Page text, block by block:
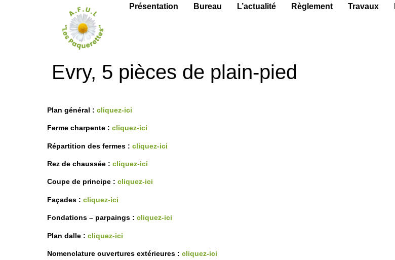
Présentation Bureau L’actualité Règlement Travaux
Evry, 5 pièces de plain-pied
Plan général : cliquez-ici
Ferme charpente : cliquez-ici
Répartition des fermes : cliquez-ici
Rez de chaussée : cliquez-ici
Coupe de principe : cliquez-ici
Façades : cliquez-ici
Fondations – parpaings : cliquez-ici
Plan dalle : cliquez-ici
Nomenclature ouvertures extérieures : cliquez-ici